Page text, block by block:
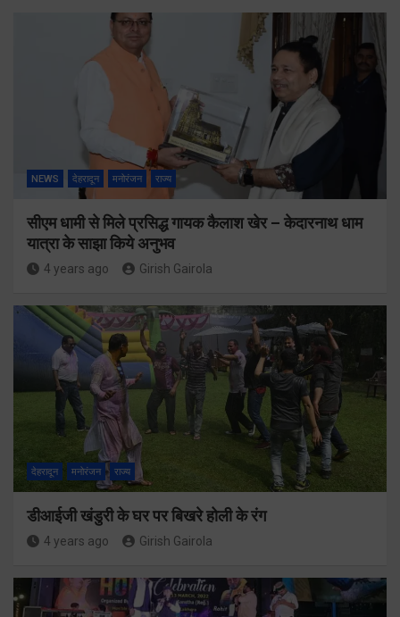
NEWS देहरादून मनोरंजन राज्य
सीएम धामी से मिले प्रसिद्ध गायक कैलाश खेर – केदारनाथ धाम
यात्रा के साझा किये अनुभव
4 years ago Girish Gairola
देहरादून मनोरंजन राज्य
डीआईजी खंडुरी के घर पर बिखरे होली के रंग
4 years ago Girish Gairola